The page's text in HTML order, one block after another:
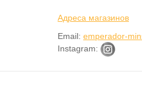
Адреса магазинов
Email: emperador-
Instagram: